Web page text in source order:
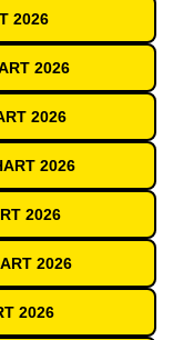
2026
2026
2026
2026
2026
2026
2026